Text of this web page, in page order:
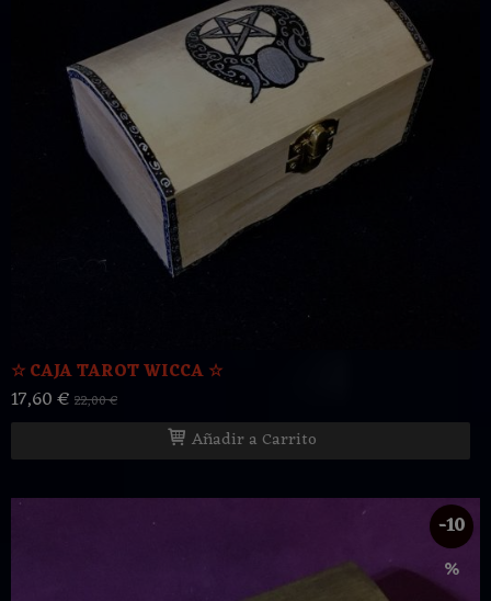
☆ CAJA TAROT WICCA ☆
17,60 € 22,00 €
Añadir a Carrito
-10
%